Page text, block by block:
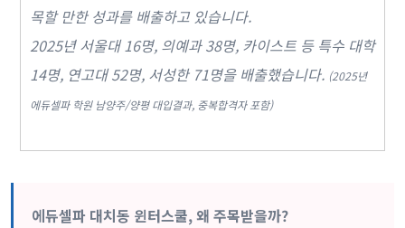
목할 만한 성과를 배출하고 있습니다.
2025년 서울대 16명, 의예과 38명, 카이스트 등 특수 대학
14명, 연고대 52명, 서성한 71명을 배출했습니다. (2025년
에듀셀파 학원 남양주/양평 대입결과, 중복합격자 포함)
에듀셀파 대치동 윈터스쿨, 왜 주목받을까?